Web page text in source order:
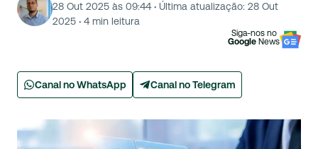
28 Out 2025 às 09:44 · Última atualização: 28 Out
2025 · 4min leitura
Siga-nos no
Google News
Canal no WhatsApp Canal no Telegram